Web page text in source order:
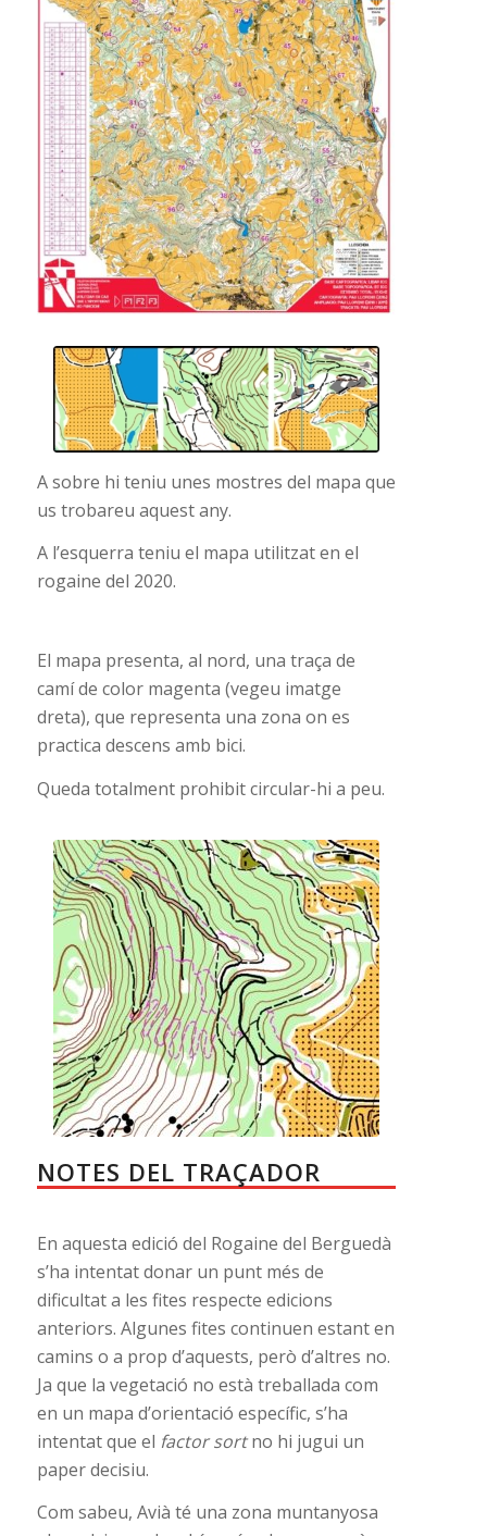
A sobre hi teniu unes mostres del mapa que
us trobareu aquest any.
A l’esquerra teniu el mapa utilitzat en el
rogaine del 2020.
El mapa presenta, al nord, una traça de
camí de color magenta (vegeu imatge
dreta), que representa una zona on es
practica descens amb bici.
Queda totalment prohibit circular-hi a peu.
NOTES DEL TRAÇADOR
En aquesta edició del Rogaine del Berguedà
s’ha intentat donar un punt més de
dificultat a les fites respecte edicions
anteriors. Algunes fites continuen estant en
camins o a prop d’aquests, però d’altres no.
Ja que la vegetació no està treballada com
en un mapa d’orientació específic, s’ha
intentat que el factor sortno hi jugui un
paper decisiu.
Com sabeu, Avià té una zona muntanyosa